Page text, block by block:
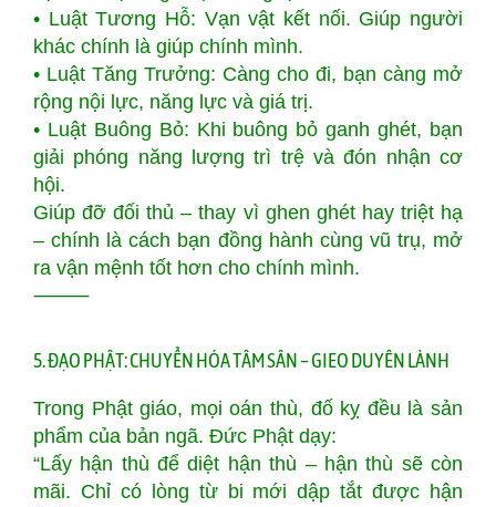
• Luật Tương Hỗ: Vạn vật kết nối. Giúp người
khác chính là giúp chính mình.
• Luật Tăng Trưởng: Càng cho đi, bạn càng mở
rộng nội lực, năng lực và giá trị.
• Luật Buông Bỏ: Khi buông bỏ ganh ghét, bạn
giải phóng năng lượng trì trệ và đón nhận cơ
hội.
Giúp đỡ đối thủ – thay vì ghen ghét hay triệt hạ
– chính là cách bạn đồng hành cùng vũ trụ, mở
ra vận mệnh tốt hơn cho chính mình.
⸻
5. ĐẠO PHẬT: CHUYỂN HÓA TÂM SÂN – GIEO DUYÊN LÀNH
Trong Phật giáo, mọi oán thù, đố kỵ đều là sản
phẩm của bản ngã. Đức Phật dạy:
“Lấy hận thù để diệt hận thù – hận thù sẽ còn
mãi. Chỉ có lòng từ bi mới dập tắt được hận